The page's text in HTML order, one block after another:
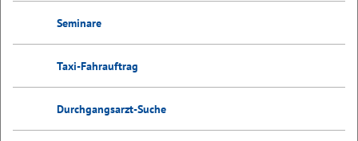
Seminare
Taxi-Fahrauftrag
Durchgangsarzt-Suche